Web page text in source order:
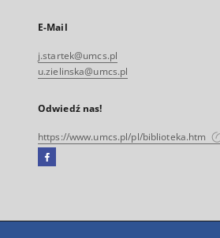
E-Mail
j.startek@umcs.pl
u.zielinska@umcs.pl
Odwiedź nas!
https://www.umcs.pl/pl/biblioteka.htm
Facebook
się